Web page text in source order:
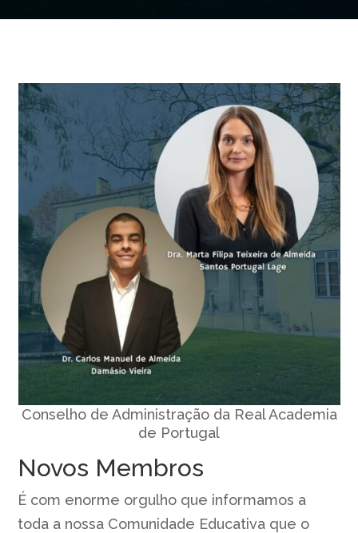
Conselho de Administração da Real Academia
de Portugal
Novos Membros
É com enorme orgulho que informamos a
toda a nossa Comunidade Educativa que o